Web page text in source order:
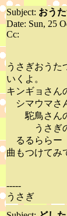
Subject: おう
Date: Sun, 25
Cc:
うさぎおうた
いくよ。
キンギョさん
シマウマさ
駝鳥さん
うさぎの
るるららー
曲もつけてみ
-----
うさぎ